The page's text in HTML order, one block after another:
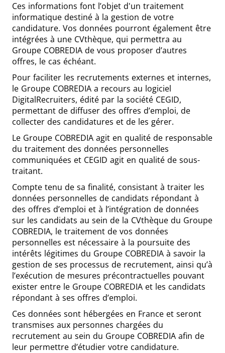
Ces informations font l’objet d'un traitement
informatique destiné à la gestion de votre
candidature. Vos données pourront également être
intégrées à une CVthèque, qui permettra au
Groupe COBREDIA de vous proposer d’autres
offres, le cas échéant.
Pour faciliter les recrutements externes et internes,
le Groupe COBREDIA a recours au logiciel
DigitalRecruiters, édité par la société CEGID,
permettant de diffuser des offres d’emploi, de
collecter des candidatures et de les gérer.
Le Groupe COBREDIA agit en qualité de responsable
du traitement des données personnelles
communiquées et CEGID agit en qualité de sous-
traitant.
Compte tenu de sa finalité, consistant à traiter les
données personnelles de candidats répondant à
des offres d’emploi et à l’intégration de données
sur les candidats au sein de la CVthèque du Groupe
COBREDIA, le traitement de vos données
personnelles est nécessaire à la poursuite des
intérêts légitimes du Groupe COBREDIA à savoir la
gestion de ses processus de recrutement, ainsi qu’à
l’exécution de mesures précontractuelles pouvant
exister entre le Groupe COBREDIA et les candidats
répondant à ses offres d’emploi.
Ces données sont hébergées en France et seront
transmises aux personnes chargées du
recrutement au sein du Groupe COBREDIA afin de
leur permettre d’étudier votre candidature.